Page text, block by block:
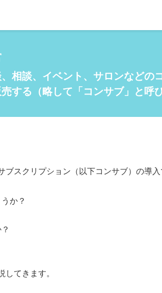
相談、イベント、サロンなどの
する（略して「コンサブ」と呼
スクリプション（以下コンサブ）の導入
か？
てきます。